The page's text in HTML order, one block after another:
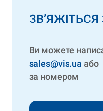
Ви можете
sales@vis.ua або
за номером